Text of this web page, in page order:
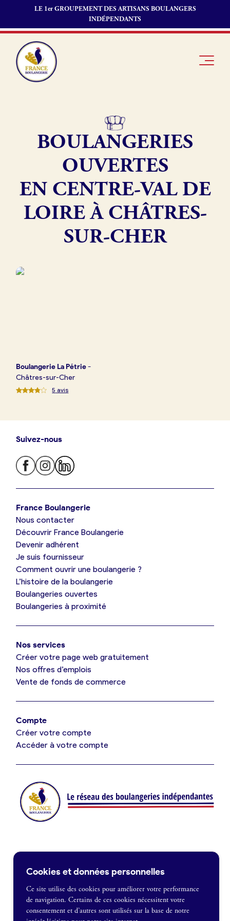
LE 1er GROUPEMENT DES ARTISANS BOULANGERS
INDÉPENDANTS
Je trouve ma boulangerie
Je suis boulanger
Je découvre France Boulangerie
Mes tarifs
Je référence ma boulangerie (gratuit)
Offres d’emploi
Je suis fournisseur
Je crée mon compte
France Boulangerie
1 rue Alexandre Fleming
Je suis
Je découvre
Boulangerie
Pourquoi
adhérer à
Boulangerie
Offres
Fonds de
Actualités
Je suis
BOULANGERIES
OUVERTES
EN CENTRE-VAL DE
LOIRE À CHÂTRES-
SUR-CHER
Boulangerie La Pétrie-
Châtres-sur-Cher
5 avis
Suivez-nous
France Boulangerie
Nous contacter
Découvrir France Boulangerie
Devenir adhérent
Je suis fournisseur
Comment ouvrir une boulangerie ?
L’histoire de la boulangerie
Boulangeries ouvertes
Boulangeries à proximité
Nos services
Créer votre page web gratuitement
Nos offres d’emplois
Vente de fonds de commerce
Compte
Créer votre compte
Accéder à votre compte
Je souhaite être recontacté
Cookies et données personnelles
Ce site utilise des cookies pour améliorer votre performance
de navigation. Certains de ces cookies nécessitent votre
consentement et d’autres sont utilisés sur la base de notre